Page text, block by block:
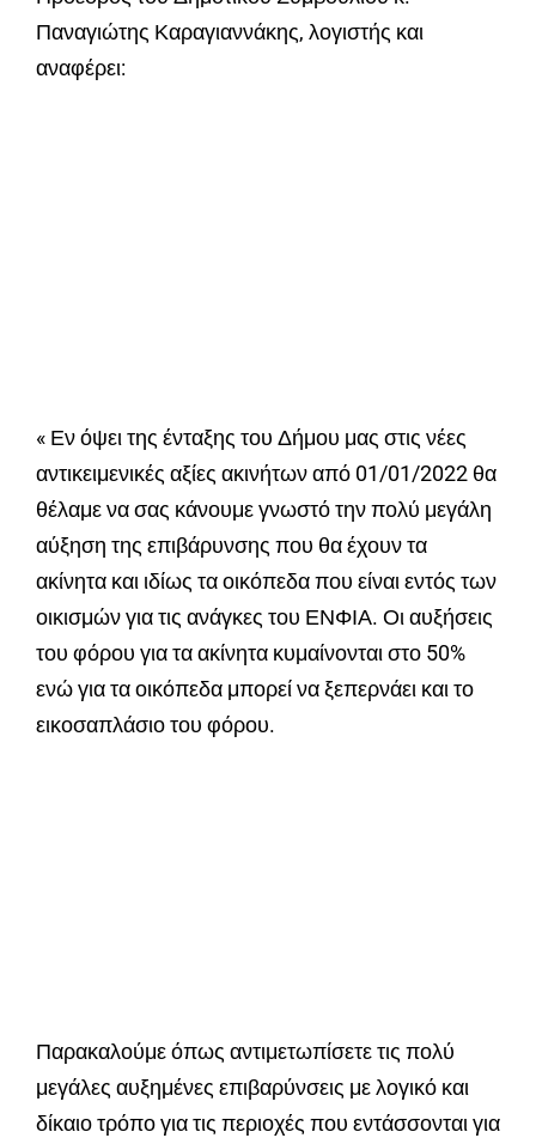
Παναγιώτης Καραγιαννάκης, λογιστής και
αναφέρει:
« Εν όψει της ένταξης του Δήμου μας στις νέες
αντικειμενικές αξίες ακινήτων από 01/01/2022 θα
θέλαμε να σας κάνουμε γνωστό την πολύ μεγάλη
αύξηση της επιβάρυνσης που θα έχουν τα
ακίνητα και ιδίως τα οικόπεδα που είναι εντός των
οικισμών για τις ανάγκες του ΕΝΦΙΑ. Οι αυξήσεις
του φόρου για τα ακίνητα κυμαίνονται στο 50%
ενώ για τα οικόπεδα μπορεί να ξεπερνάει και το
εικοσαπλάσιο του φόρου.
Παρακαλούμε όπως αντιμετωπίσετε τις πολύ
μεγάλες αυξημένες επιβαρύνσεις με λογικό και
δίκαιο τρόπο για τις περιοχές που εντάσσονται για